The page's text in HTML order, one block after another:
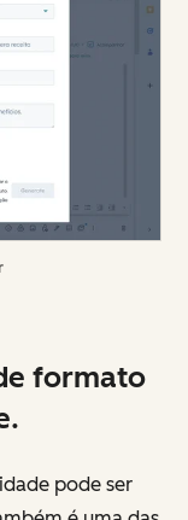
formato
pode ser